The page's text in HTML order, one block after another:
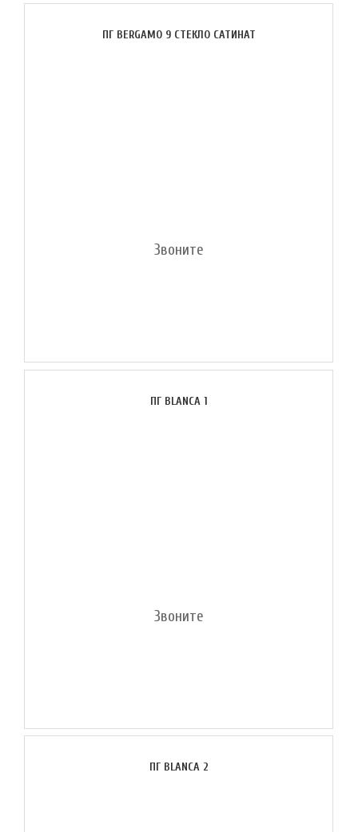
ПГ BERGAMO 9 СТЕКЛО САТИНАТ
Звоните
ПГ BLANCA 1
Звоните
ПГ BLANCA 2